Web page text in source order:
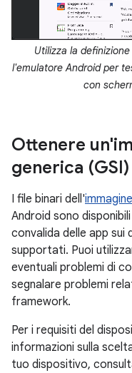
Utilizza la
l'emulatore Android per
con
Ottenere
generica (GSI)
I file binari dell'
Android sono
convalida delle app
supportati. Puoi
eventuali problemi di
segnalare problemi
framework.
Per i requisiti del
informazioni sulla
tuo dispositivo,